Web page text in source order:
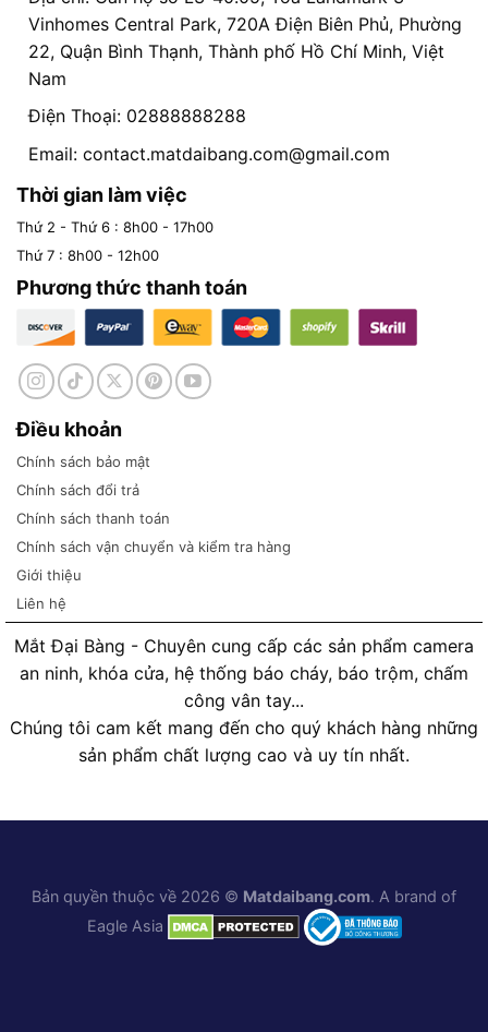
Vinhomes Central Park, 720A Điện Biên Phủ, Phường
22, Quận Bình Thạnh, Thành phố Hồ Chí Minh, Việt
Nam
Điện Thoại: 02888888288
Email: contact.matdaibang.com@gmail.com
Thời gian làm việc
Thứ 2 - Thứ 6 : 8h00 - 17h00
Thứ 7 : 8h00 - 12h00
Phương thức thanh toán
Điều khoản
Chính sách bảo mật
Chính sách đổi trả
Chính sách thanh toán
Chính sách vận chuyển và kiểm tra hàng
Giới thiệu
Liên hệ
Mắt Đại Bàng - Chuyên cung cấp các sản phẩm camera
an ninh, khóa cửa, hệ thống báo cháy, báo trộm, chấm
công vân tay...
Chúng tôi cam kết mang đến cho quý khách hàng những
sản phẩm chất lượng cao và uy tín nhất.
Bản quyền thuộc về 2026 © Matdaibang.com. A brand of
Eagle Asia